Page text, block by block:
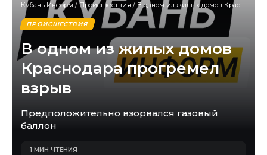
Кубань Информ /Происшествия / В одном из жилых домов Краснодара прогремел взрыв
ПРОИСШЕСТВИЯ
В одном из жилых домов
Краснодара прогремел
взрыв
Предположительно взорвался газовый
баллон
1 МИН ЧТЕНИЯ